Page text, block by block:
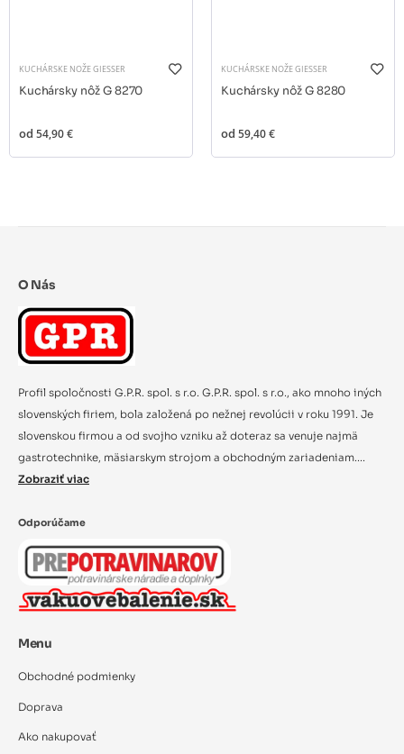
KUCHÁRSKE NOŽE GIESSER
Kuchársky nôž G 8270
od 54,90 €
KUCHÁRSKE NOŽE GIESSER
Kuchársky nôž G 8280
od 59,40 €
O Nás
Profil spoločnosti G.P.R. spol. s r.o. G.P.R. spol. s r.o., ako mnoho iných
slovenských firiem, bola založená po nežnej revolúcii v roku 1991. Je
slovenskou firmou a od svojho vzniku až doteraz sa venuje najmä
gastrotechnike, mäsiarskym strojom a obchodným zariadeniam....
Zobraziť viac
Odporúčame
Menu
Obchodné podmienky
Doprava
Ako nakupovať